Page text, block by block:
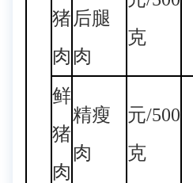
猪
肉
后腿
肉
克
鲜
猪
肉
精瘦
肉
元/500
克